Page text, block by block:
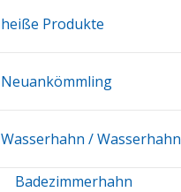
heiße Produkte
Neuankömmling
Wasserhahn / Wasserhahn
Badezimmerhahn